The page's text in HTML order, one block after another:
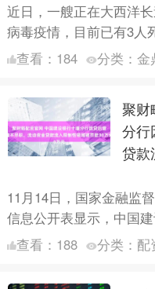
近日，一艘正在大西洋
病毒疫情，目前已有3人
担心病毒扩散，这艘名为
查看： 184 分类： 金
聚财
分行
贷款
11月14日，国家金融监
信息公开表显示，中国
相关责任人因贷后管理
查看： 188 分类： 配